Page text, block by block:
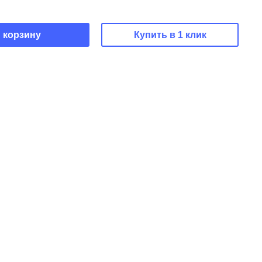
корзину Купить в 1 клик